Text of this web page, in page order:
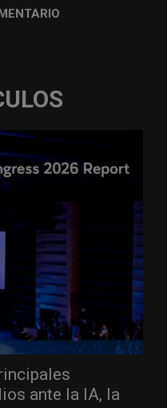
ante la IA, la